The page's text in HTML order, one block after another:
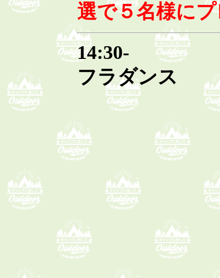
選で５名様に
14:30-
フラダンス